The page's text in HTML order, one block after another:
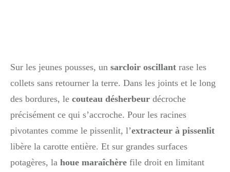
Sur les jeunes pousses, un sarcloir oscillant rase les
collets sans retourner la terre. Dans les joints et le long
des bordures, le couteau désherbeur décroche
précisément ce qui s’accroche. Pour les racines
pivotantes comme le pissenlit, l’extracteur à pissenlit
libère la carotte entière. Et sur grandes surfaces
potagères, la houe maraîchère file droit en limitant